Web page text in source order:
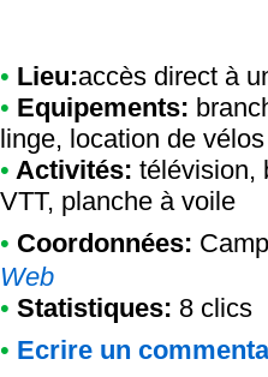
• Lieu:accès direct à
• Equipements:
linge, location de vélos
• Activités: télévision,
VTT, planche à voile
• Coordonnées:
Web
• Statistiques: 8 clics
• Ecrire un